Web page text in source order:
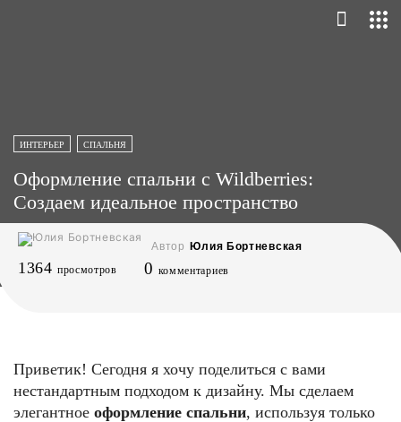
ИНТЕРЬЕР СПАЛЬНЯ
Оформление cпальни с Wildberries:
Создаем идеальное пространство
Автор Юлия Бортневская
1364 просмотров 0 комментариев
Приветик! Сегодня я хочу поделиться с вами
нестандартным подходом к дизайну. Мы сделаем
элегантное оформление cпальни, используя только